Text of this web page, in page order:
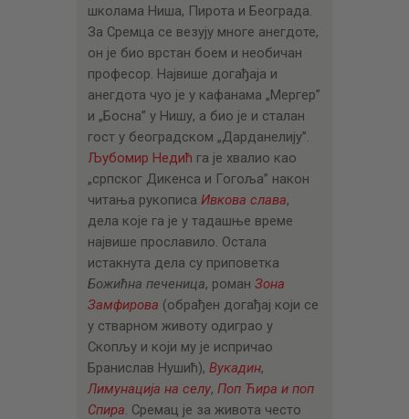
школама Ниша, Пирота и Београда.
За Сремца се везују многе анегдоте,
он је био врстан боем и необичан
професор. Највише догађаја и
анегдота чуо је у кафанама „Мергер”
и „Босна” у Нишу, а био је и сталан
гост у београдском „Дарданелију”.
Љубомир Недић га је хвалио као
„српског Дикенса и Гогоља” након
читања рукописа Ивкова слава,
дела које га је у тадашње време
највише прославило. Остала
истакнута дела су приповетка
Божићна печеница, роман Зона
Замфирова (обрађен догађај који се
у стварном животу одиграо у
Скопљу и који му је испричао
Бранислав Нушић), Вукадин,
Лимунација на селу, Поп Ћира и поп
Спира. Сремац је за живота често